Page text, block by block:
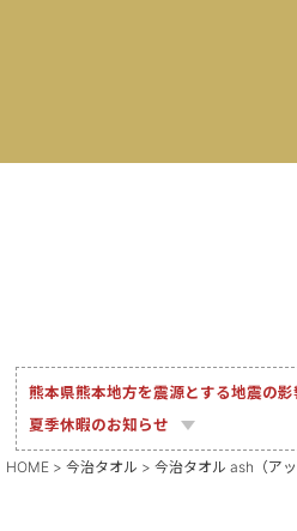
熊本県熊本地方を震源とする地震の影
夏季休暇のお知らせ
HOME 今治タオル 今治タオル ash（ア